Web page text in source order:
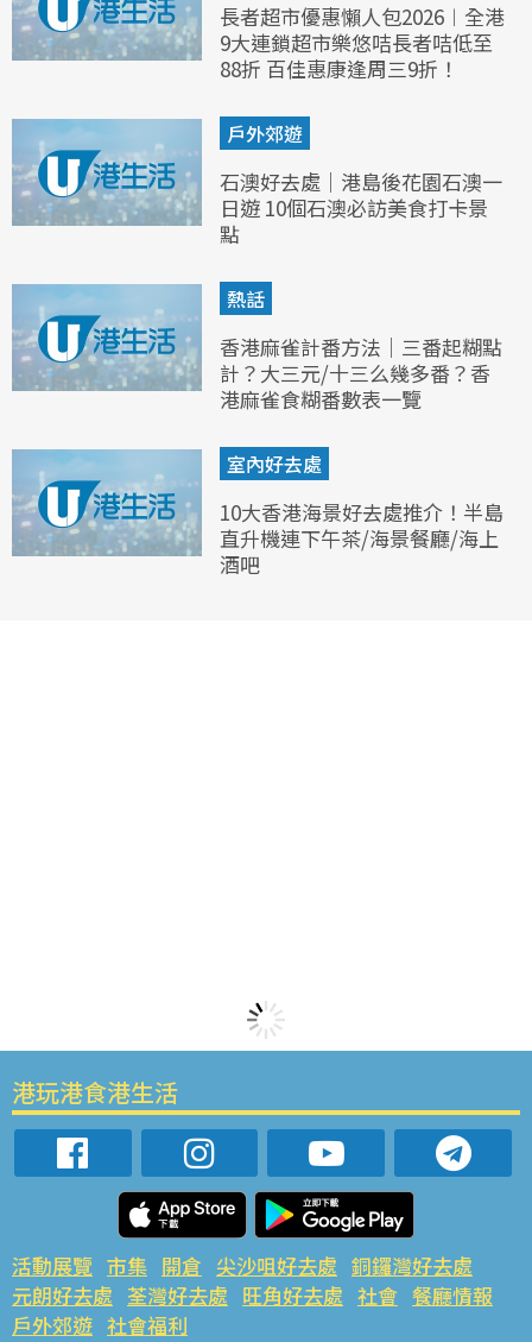
長者超市優惠懶人包2026︱全港
9大連鎖超市樂悠咭長者咭低至
88折 百佳惠康逢周三9折！
戶外郊遊
石澳好去處｜港島後花園石澳一
日遊 10個石澳必訪美食打卡景
點
熱話
香港麻雀計番方法｜三番起糊點
計？大三元/十三么幾多番？香
港麻雀食糊番數表一覽
室內好去處
10大香港海景好去處推介！半島
直升機連下午茶/海景餐廳/海上
酒吧
港玩港食港生活
活動展覽 市集 開倉 尖沙咀好去處 銅鑼灣好去處
元朗好去處 荃灣好去處 旺角好去處 社會 餐廳情報
戶外郊遊 社會福利